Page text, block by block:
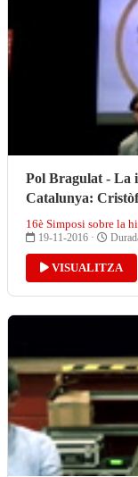
Pol Bragulat - La
Catalunya:
16è Simposi sobre la
19-11-2016 ·
VISUALITZA